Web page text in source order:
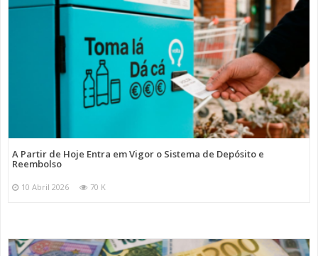
A Partir de Hoje Entra em Vigor o Sistema de Depósito e
Reembolso
10 Abril 2026 70 K